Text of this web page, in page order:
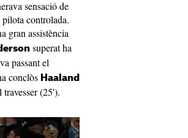
sensació de
pilota controlada.
gran assistència
superat ha
passant el
conclòs Haaland
(25').